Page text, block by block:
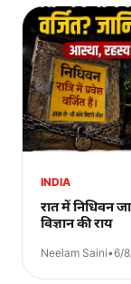
INDIA
रात में निधिवन
विज्ञान की राय
Neelam Saini•6/